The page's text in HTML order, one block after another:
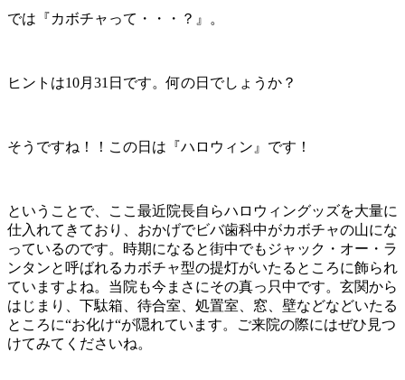
では『カボチャって・・・？』。
ヒントは10月31日です。何の日でしょうか？
そうですね！！この日は『ハロウィン』です！
ということで、ここ最近院長自らハロウィングッズを大量に
仕入れてきており、おかげでビバ歯科中がカボチャの山にな
っているのです。時期になると街中でもジャック・オー・ラ
ンタンと呼ばれるカボチャ型の提灯がいたるところに飾られ
ていますよね。当院も今まさにその真っ只中です。玄関から
はじまり、下駄箱、待合室、処置室、窓、壁などなどいたる
ところに“お化け“が隠れています。ご来院の際にはぜひ見つ
けてみてくださいね。